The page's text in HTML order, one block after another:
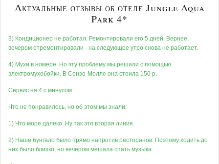
Актуальные отзывы об отеле Jungle Aqua
Park 4*
3) Кондиционер не работал. Ремонтировали его 5 дней. Вернее,
вечером отремонтировали - на следующее утро снова не работает.
4) Мухи в номере. Но эту проблему мы решили с помощью
электромухобойки. В Сензо-Молле она стоила 150 р.
Сервис на 4 с минусом.
Что не понравилось, но об этом мы знали:
1) Что море далеко. Ну так это вторая линия.
2) Наше бунгало было прямо напротив ресторанов. Поэтому ходить до
них было близко, но вечером мешала спать музыка.